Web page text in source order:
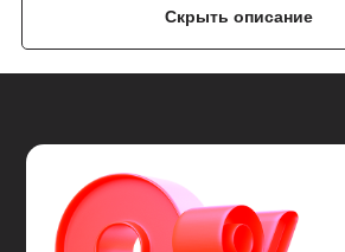
Имеет свойство самовосстановления,
пока их обнаружат.
Материал зимой не трескается,
временем от агрессивной среды и
повреждений Mercasol 831
гравий, мелкие камни – царапают
покрытие Mercasol 831, открывая
позволит развиваться коррозии в
Скрыть описание